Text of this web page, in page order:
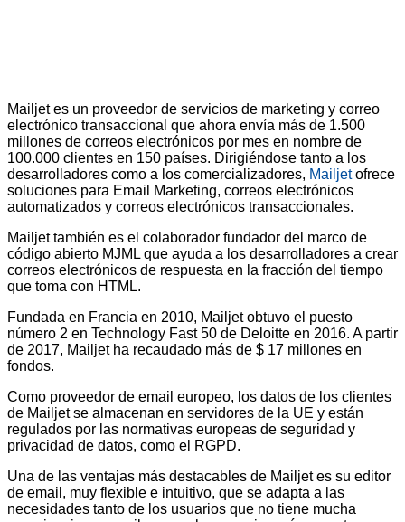
Mailjet es un proveedor de servicios de marketing y correo
electrónico transaccional que ahora envía más de 1.500
millones de correos electrónicos por mes en nombre de
100.000 clientes en 150 países. Dirigiéndose tanto a los
desarrolladores como a los comercializadores, Mailjetofrece
soluciones para Email Marketing, correos electrónicos
automatizados y correos electrónicos transaccionales.
Mailjet también es el colaborador fundador del marco de
código abierto MJML que ayuda a los desarrolladores a crear
correos electrónicos de respuesta en la fracción del tiempo
que toma con HTML.
Fundada en Francia en 2010, Mailjet obtuvo el puesto
número 2 en Technology Fast 50 de Deloitte en 2016. A partir
de 2017, Mailjet ha recaudado más de $ 17 millones en
fondos.
Como proveedor de email europeo, los datos de los clientes
de Mailjet se almacenan en servidores de la UE y están
regulados por las normativas europeas de seguridad y
privacidad de datos, como el RGPD.
Una de las ventajas más destacables de Mailjet es su editor
de email, muy flexible e intuitivo, que se adapta a las
necesidades tanto de los usuarios que no tiene mucha